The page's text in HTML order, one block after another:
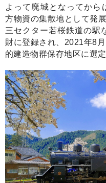
よって廃城となってから
方物資の集散地として発
三セクター若桜鉄道の駅
財に登録され、2021年8
的建造物群保存地区に選